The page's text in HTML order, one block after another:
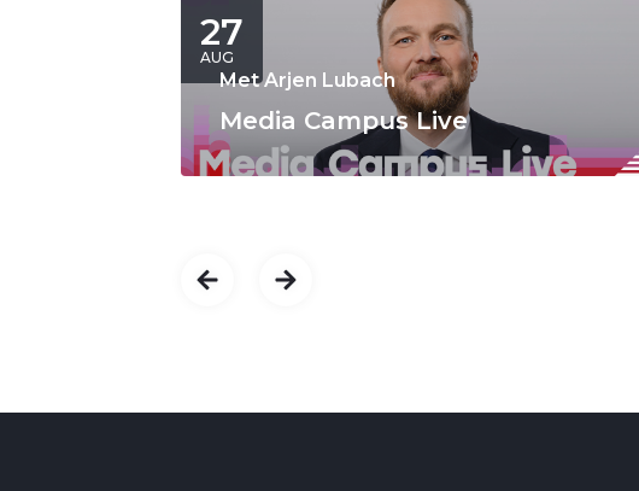
27
AUG
Met Arjen Lubach
Media Campus Live